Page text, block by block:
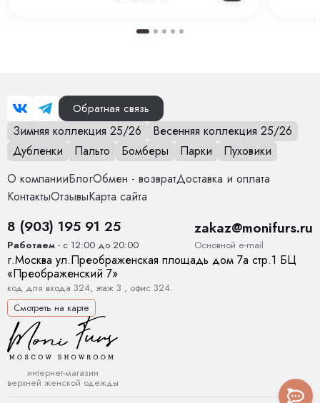
Обратная связь
Зимняя коллекция 25/26
Весенняя коллекция 25/26
Дубленки
Пальто Бомберы Парки
Пуховики
О компанииБлогОбмен - возвратДоставка и оплата
КонтактыОтзывыКарта сайта
8 (903) 195 91 25
Работаем - с 12:00 до 20:00
zakaz@monifurs.ru
Основной е-mail
г.Москва ул.Преображенская площадь дом 7а стр.1 БЦ
«Преображенский 7»
код для входа 324, этаж 3 , офис 324.
Смотреть на карте
интернет-магазин
верхней женской одежды